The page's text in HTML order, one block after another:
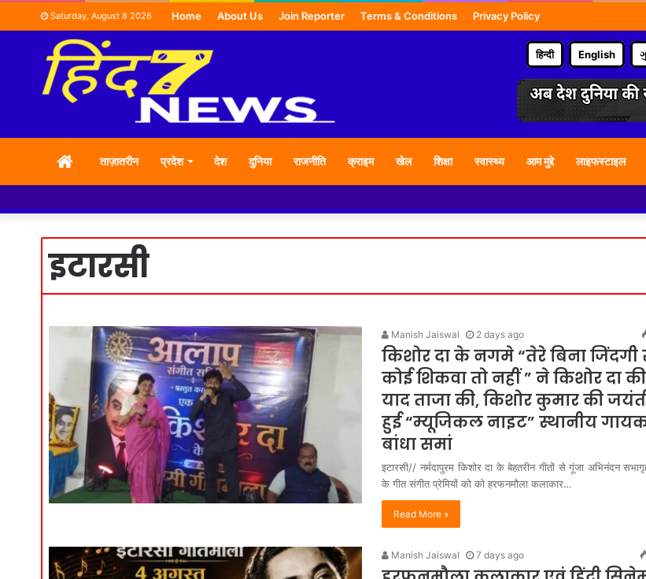
Saturday, August 8 2026 Home About Us Join Reporter Terms & Conditions Privacy Policy
हिन्दी English
HOMEताज़ातरीन प्रदेश देश दुनिया राजनीति क्राइम खेल शिक्षा स्वास्थ्य आम मुद्दे लाइफस्टाइल
नमस्कार
इटारसी
Manish Jaiswal 2 days ago
किशोर दा के नगमे “तेरे बिना जिंदगी
कोई शिकवा तो नहीं ” ने किशोर दा की
याद ताजा की, किशोर कुमार की
हुई “म्यूजिकल नाइट” स्थानीय
बांधा समां
इटारसी// नर्मदापुरम किशोर दा के बेहतरीन गीतों से गूंजा अभिनंदन
के गीत संगीत प्रेमियों को को हरफनमौला कलाकार…
Read More »
Manish Jaiswal 7 days ago